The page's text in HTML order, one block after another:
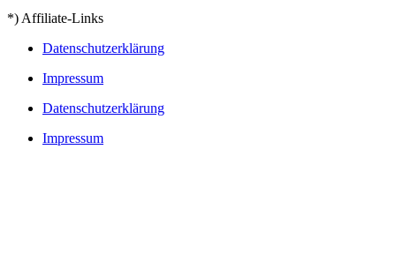
*) Affiliate-Links
Datenschutzerklärung
Impressum
Datenschutzerklärung
Impressum